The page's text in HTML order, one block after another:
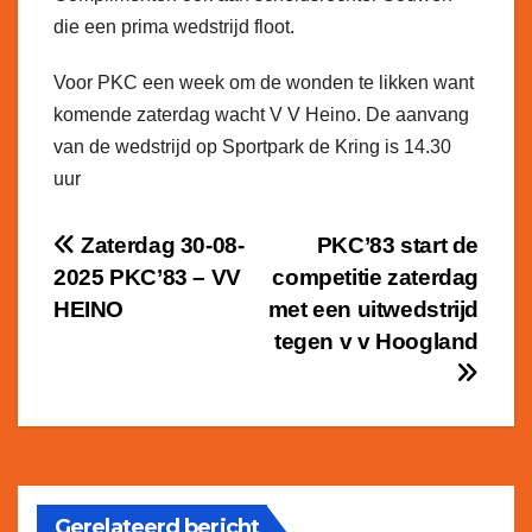
die een prima wedstrijd floot.
Voor PKC een week om de wonden te likken want
komende zaterdag wacht V V Heino. De aanvang
van de wedstrijd op Sportpark de Kring is 14.30
uur
Bericht
navigatie
PKC’83 start de
competitie zaterdag
met een uitwedstrijd
tegen v v Hoogland
Zaterdag 30-08-
2025 PKC’83 – VV
HEINO